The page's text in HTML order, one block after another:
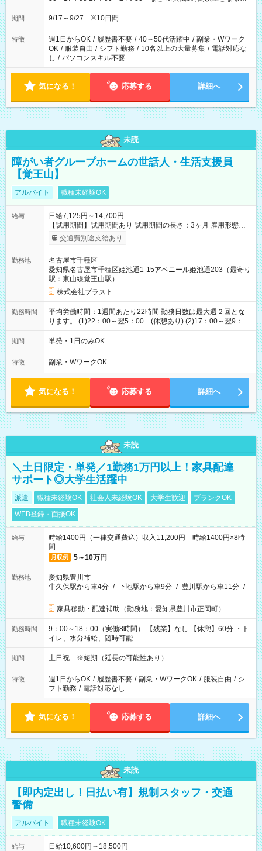
務もあります。 【休憩】60分+他休憩あり 交替で取得します。
安全面に配慮しこまめな休憩があります。
期間 9/17～9/27 ※10日間
特徴 週1日からOK / 履歴書不要 / 40～50代活躍中 / 副業・Wワーク
OK / 服装自由 / シフト勤務 / 10名以上の大量募集 / 電話対応な
し / パソコンスキル不要
気になる！ 応募する 詳細へ
未読
障がい者グループホームの世話人・生活支援員
【覚王山】
アルバイト 職種未経験OK
給与
日給7,125円～14,700円
【試用期間】試用期間あり 試用期間の長さ：3ヶ月 雇用形態、
給与は本採用時と同じです。
交通費別途支給あり
勤務地
名古屋市千種区
愛知県名古屋市千種区姫池通1-15アベニール姫池通203（最寄り
駅：東山線覚王山駅）
株式会社プラスト
勤務時間
平均労働時間：1週間あたり22時間 勤務日数は最大週２回とな
ります。 (1)22：00～翌5：00 (休憩あり) (2)17：00～翌9：
00 (休憩あり) ３６協定提出済 平均労働時間：1週間あたり22
時間 勤務日数は最大週２回となります。 (1)22：00～翌5：00
期間 単発・1日のみOK
特徴 副業・WワークOK
気になる！ 応募する 詳細へ
未読
＼土日限定・単発／1勤務1万円以上！家具配達
サポート◎大学生活躍中
派遣 職種未経験OK 社会人未経験OK 大学生歓迎
ブランクOK
WEB登録・面接OK
給与
時給1400円（一律交通費込）収入11,200円 時給1400円×8時
間
月収例 5～10万円
勤務地
愛知県豊川市
牛久保駅から車4分 / 下地駅から車9分 / 豊川駅から車11分 /
…
家具移動・配達補助（勤務地：愛知県豊川市正岡町）
勤務時間
9：00～18：00（実働8時間） 【残業】なし 【休憩】60分 ・ト
イレ、水分補給、随時可能
期間 土日祝 ※短期（延長の可能性あり）
特徴 週1日からOK / 履歴書不要 / 副業・WワークOK / 服装自由 / シ
フト勤務 / 電話対応なし
気になる！ 応募する 詳細へ
未読
【即内定出し！日払い有】規制スタッフ・交通
警備
アルバイト 職種未経験OK
給与
日給10,600円～18,500円